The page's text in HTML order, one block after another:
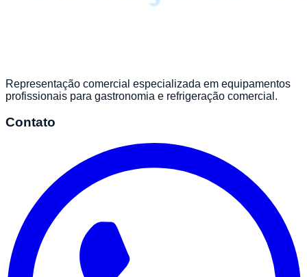
Representação comercial especializada em equipamentos
profissionais para gastronomia e refrigeração comercial.
Contato